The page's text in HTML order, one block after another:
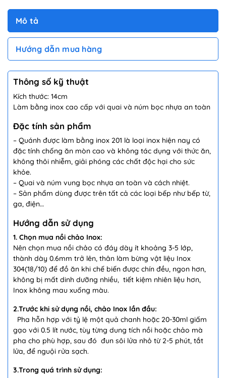
Mô tả
Hướng dẫn mua hàng
Thông số kỹ thuật
Kích thước: 14cm
Làm bằng inox cao cấp với quai và núm bọc nhựa an toàn
Đặc tính sản phẩm
– Quánh được làm bằng inox 201 là loại inox hiện nay có
đặc tính chống ăn mòn cao và không tác dụng với thức ăn,
không thôi nhiễm, giải phóng các chất độc hại cho sức
khỏe.
– Quai và núm vung bọc nhựa an toàn và cách nhiệt.
– Sản phẩm dùng được trên tất cả các loại bếp như bếp từ,
ga, điện…
Hướng dẫn sử dụng
1. Chọn mua nồi chảo Inox:
Nên chọn mua nồi chảo có đáy dày ít khoảng 3-5 lớp,
thành dày 0.6mm trở lên, thân làm bừng vật liệu Inox
304(18/10) để đồ ăn khi chế biến được chín đều, ngon hơn,
không bị mất dinh dưỡng nhiều, tiết kiệm nhiên liệu hơn,
Inox không mau xuống màu.
2.Trước khi sử dụng nồi, chảo Inox lần đầu:
Pha hỗn hợp với tỷ lệ một quả chanh hoặc 20-30ml giấm
gạo với 0.5 lít nước, tùy từng dung tích nồi hoặc chảo mà
pha cho phù hợp, sau đó đun sôi lửa nhỏ từ 2-5 phút, tắt
lửa, để nguội rửa sạch.
3.Trong quá trình sử dụng: